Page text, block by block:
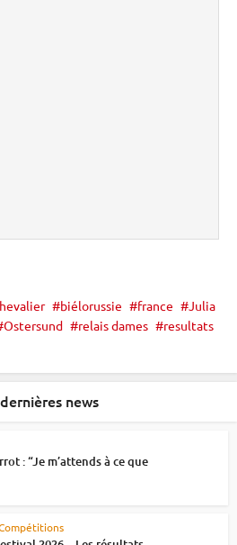
biélorussie france
Julia
Ostersund relais dames
resultats
news
: “Je m’attends à ce que